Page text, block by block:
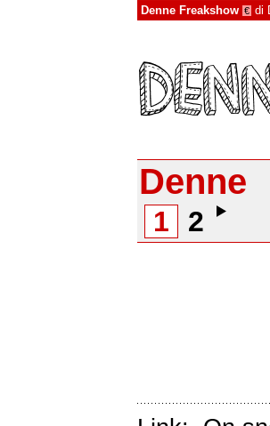
Denne Freakshow € di
Denne
1 2